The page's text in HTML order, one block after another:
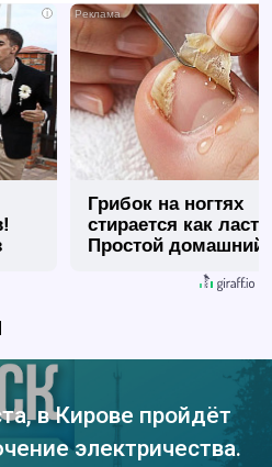
i
Грибок на ногтях
стирается как
Простой домашний
в Кирове пройдёт
электричества.